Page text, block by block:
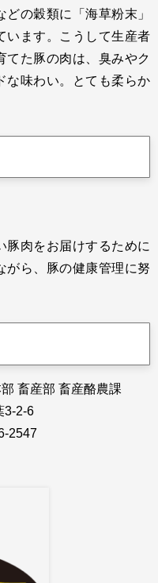
の穀類に「海草粉末」
います。こうして生産者
てた豚の肉は、臭みやク
な味わい。とても柔らか
豚肉をお届けするために
がら、豚の健康管理に努
畜産部 畜産酪農課
3-2-6
2547